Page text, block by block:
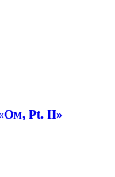
Pt. II»